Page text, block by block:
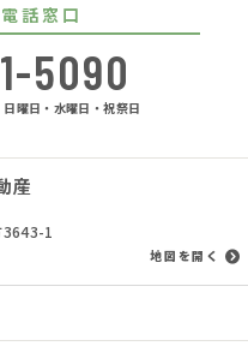
話窓口
5090
日曜日・水曜日・祝祭日
産
3643-1
地図を開く